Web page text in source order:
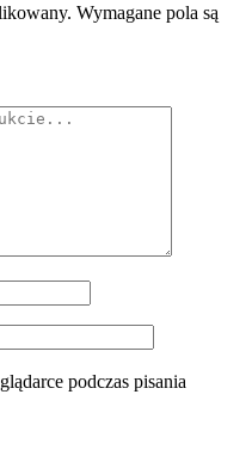
Wymagane pola są
podczas pisania